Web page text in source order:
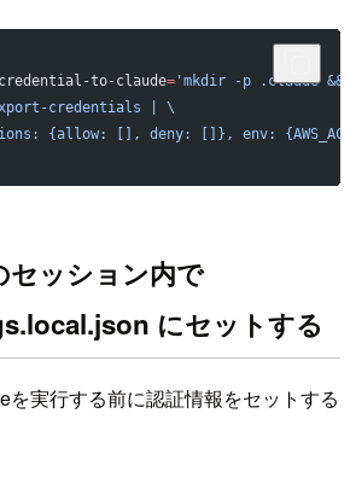
to-claude='mkdir -p .claude
credentials | \
{allow: [], deny: []}, env:
ッション内で
にセットする
実行する前に認証情報をセットする